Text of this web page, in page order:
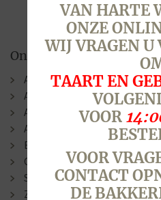
Onze winkels
Alkmaar (Berenkoog)
Alkmaar (Stationsweg)
Alkmaar (Laat )
Alkmaar (N.G. Piersonstraat)
Bergen
Oudorp
Sint Pancras
Zuid-Scharwoude
VAN HARTE
ONZE
WIJ VRAGEN
TAART EN
VOOR
VOOR
CONTACT
DE